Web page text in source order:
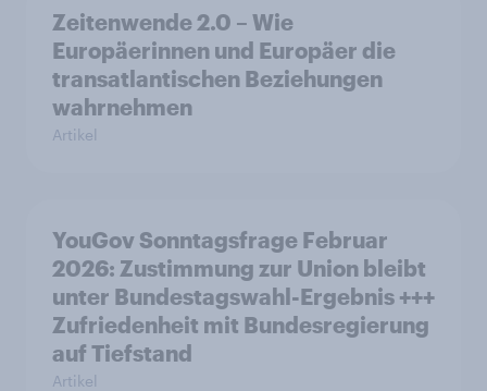
Zeitenwende 2.0 – Wie
Europäerinnen und Europäer die
transatlantischen Beziehungen
wahrnehmen
Artikel
YouGov Sonntagsfrage Februar
2026: Zustimmung zur Union bleibt
unter Bundestagswahl-Ergebnis +++
Zufriedenheit mit Bundesregierung
auf Tiefstand
Artikel